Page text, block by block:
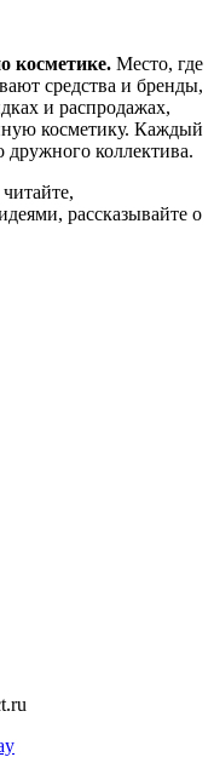
косметике. Место, где
средства и бренды,
и распродажах,
косметику. Каждый
коллектива.
рассказывайте о